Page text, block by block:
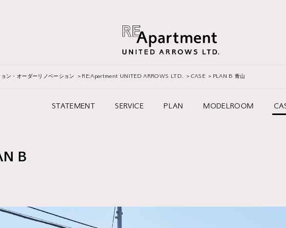
ン・オーダーリノベーション RE:Apartment UNITED ARROWS LTD. CASE PLAN B 青山
STATEMENT SERVICE PLAN MODELROOM
B